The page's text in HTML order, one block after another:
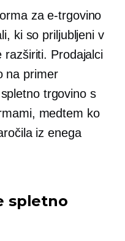
za e-trgovino
ki so priljubljeni v
razširiti. Prodajalci
na primer
trgovino s
medtem ko
iz enega
spletno